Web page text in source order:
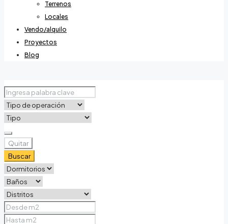
Terrenos
Locales
Vendo/alquilo
Proyectos
Blog
Quitar
Buscar